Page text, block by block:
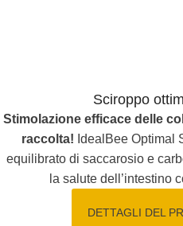
Sciroppo
Stimolazione efficace delle
raccolta!
equilibrato di saccarosio e
la salute dell’intestino
DETTAGLI DEL